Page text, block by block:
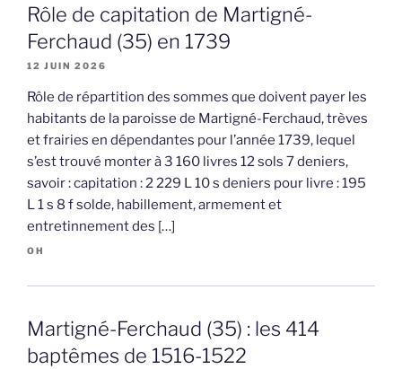
Rôle de capitation de Martigné-
Ferchaud (35) en 1739
12 JUIN 2026
Rôle de répartition des sommes que doivent payer les
habitants de la paroisse de Martigné-Ferchaud, trèves
et frairies en dépendantes pour l’année 1739, lequel
s’est trouvé monter à 3 160 livres 12 sols 7 deniers,
savoir : capitation : 2 229 L 10 s deniers pour livre : 195
L 1 s 8 f solde, habillement, armement et
entretinnement des […]
OH
Martigné-Ferchaud (35) : les 414
baptêmes de 1516-1522